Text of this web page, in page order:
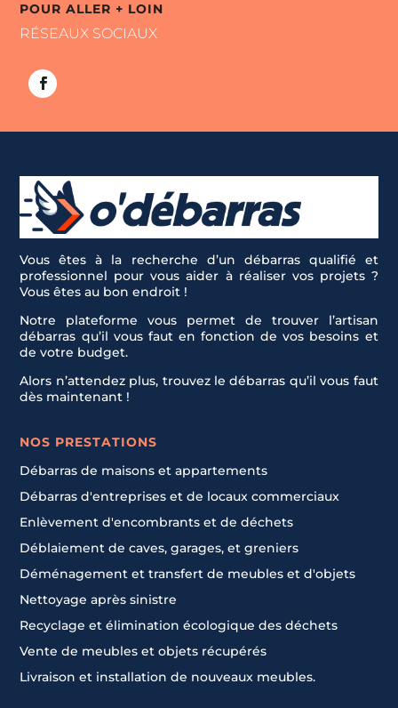
POUR ALLER + LOIN
RÉSEAUX SOCIAUX
Vous êtes à la recherche d’un débarras qualifié et
professionnel pour vous aider à réaliser vos projets ?
Vous êtes au bon endroit !
Notre plateforme vous permet de trouver l’artisan
débarras qu’il vous faut en fonction de vos besoins et
de votre budget.
Alors n’attendez plus, trouvez le débarras qu’il vous faut
dès maintenant !
NOS PRESTATIONS
Débarras de maisons et appartements
Débarras d'entreprises et de locaux commerciaux
Enlèvement d'encombrants et de déchets
Déblaiement de caves, garages, et greniers
Déménagement et transfert de meubles et d'objets
Nettoyage après sinistre
Recyclage et élimination écologique des déchets
Vente de meubles et objets récupérés
Livraison et installation de nouveaux meubles.